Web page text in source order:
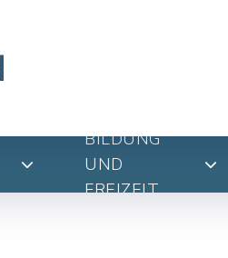
BILDUNG
UND
FREIZEIT